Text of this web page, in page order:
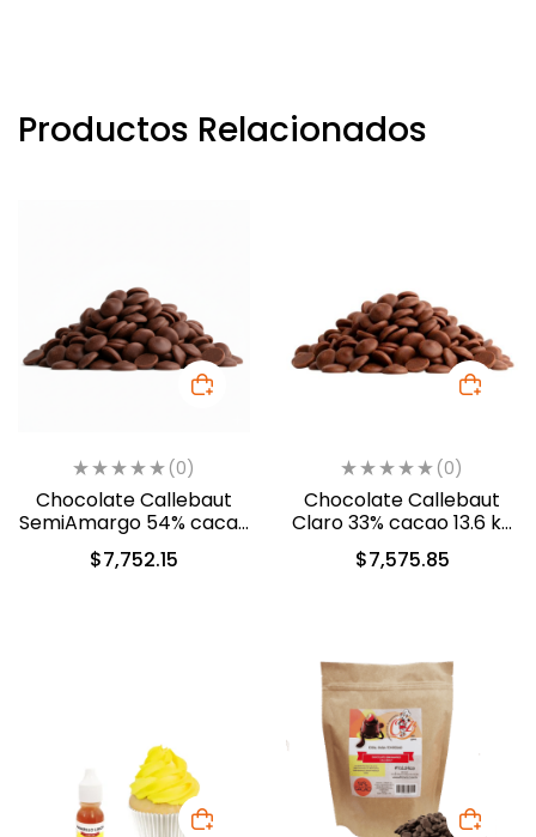
Productos Relacionados
(0)
Chocolate Callebaut
SemiAmargo 54% cacao
13.6kg. (40-8410)
$7,752.15
(0)
Chocolate Callebaut
Claro 33% cacao 13.6 kg
(40-8210)
$7,575.85